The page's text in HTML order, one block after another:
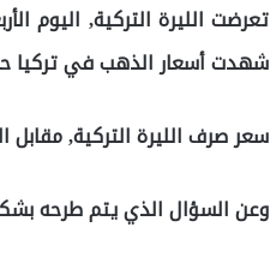
تعرضت الليرة التركية, اليوم
شهدت أسعار الذهب في تركيا
سعر صرف الليرة التركية, مقابل
وعن السؤال الذي يتم طرحه